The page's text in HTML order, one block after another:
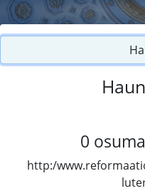
0
http:/